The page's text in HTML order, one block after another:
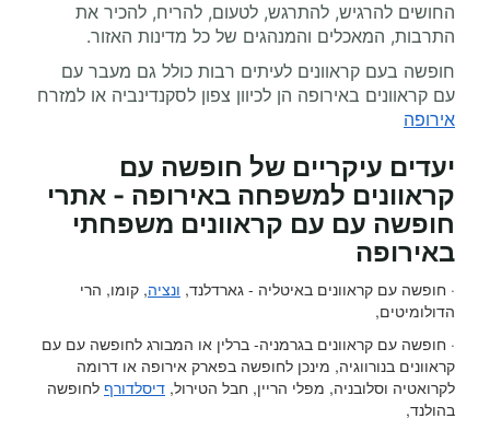
החושים להרגיש, להתרגש, לטעום, להריח, להכיר את
התרבות, המאכלים והמנהגים של כל מדינות האזור.
חופשה בעם קראוונים לעיתים רבות כולל גם מעבר עם
עם קראוונים באירופה הן לכיוון צפון לסקנדינביה או למזרח
אירופה
יעדים עיקריים של חופשה עם
קראוונים למשפחה באירופה - אתרי
חופשה עם עם קראוונים משפחתי
באירופה
· חופשה עם קראוונים באיטליה - גארדלנד, ונציה, קומו, הרי
הדולומיטים,
· חופשה עם קראוונים בגרמניה- ברלין או המבורג לחופשה עם עם
קראוונים בנורווגיה, מינכן לחופשה בפארק אירופה או דרומה
לקרואטיה וסלובניה, מפלי הריין, חבל הטירול, דיסלדורף לחופשה
בהולנד,